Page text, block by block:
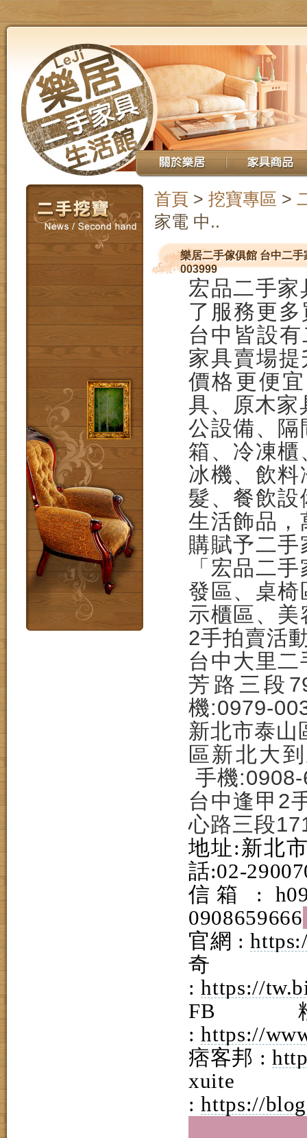
首頁 > 挖寶專區 >
家電 中..
樂居二手傢俱館 台中二
003999
宏品二手
了服務更
台中皆設
家具賣場
價格更便
具、原木家
公設備、隔
箱、冷凍櫃
冰機、飲
髮、餐飲設
生活飾品，
購賦予二
「宏品二
發區、桌
示櫃區、
2手拍賣活
台中大里
芳路三
機:0979-
新北市泰
區新北大
手機
台中逢甲2
心路三段
地址:新北
話:02-
信箱 :
0908659666
官網 :
奇
:https://
FB
:https://
痞客邦 :
:https://